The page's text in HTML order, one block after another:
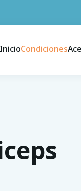
InicioCondiciones